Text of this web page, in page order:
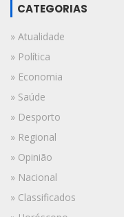
CATEGORIAS
» Atualidade
» Política
» Economia
» Saúde
» Desporto
» Regional
» Opinião
» Nacional
» Classificados